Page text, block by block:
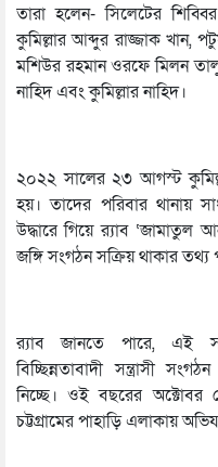
তারা হলেন- সিলেটের
কুমিল্লার আব্দুর রাজ্জাক খান,
মশিউর রহমান ওরফে মিলন
নাহিদ এবং কুমিল্লার নাহিদ।
২০২২ সালের ২৩ আগস্ট
হয়। তাদের পরিবার থানায়
উদ্ধারে গিয়ে র‍্যাব ‘জামাতুল
জঙ্গি সংগঠন সক্রিয় থাকার তথ্য
র‍্যাব জানতে পারে, এই
বিচ্ছিন্নতাবাদী সন্ত্রাসী
নিচ্ছে। ওই বছরের অক্টোবর
চট্টগ্রামের পাহাড়ি এলাকায়